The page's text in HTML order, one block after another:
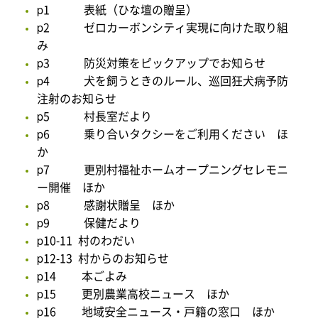
p1 表紙（ひな壇の贈呈）
p2 ゼロカーボンシティ実現に向けた取り組
み
p3 防災対策をピックアップでお知らせ
p4 犬を飼うときのルール、巡回狂犬病予防
注射のお知らせ
p5 村長室だより
p6 乗り合いタクシーをご利用ください ほ
か
p7 更別村福祉ホームオープニングセレモニ
ー開催 ほか
p8 感謝状贈呈 ほか
p9 保健だより
p10-11 村のわだい
p12-13 村からのお知らせ
p14 本ごよみ
p15 更別農業高校ニュース ほか
p16 地域安全ニュース・戸籍の窓口 ほか